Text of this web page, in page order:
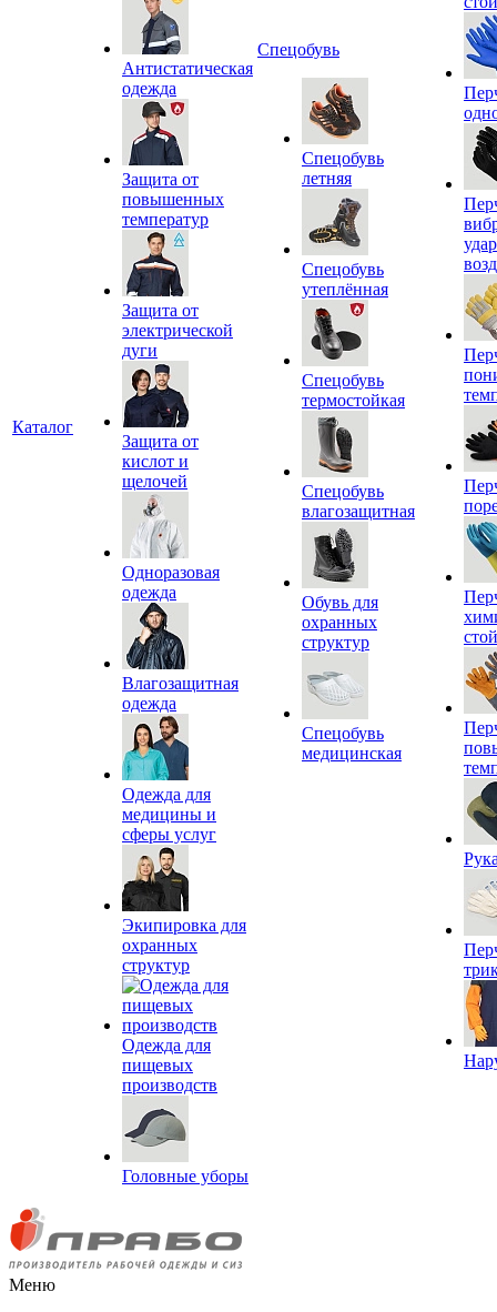
Каталог
Антистатическая
одежда
Защита от
повышенных
температур
Защита от
электрической
дуги
Защита от
кислот и
щелочей
Одноразовая
одежда
Влагозащитная
одежда
Одежда для
медицины и
сферы услуг
Экипировка для
охранных
структур
Одежда для
пищевых
производств
Головные уборы
Спецобувь
Спецобувь
летняя
Спецобувь
утеплённая
Спецобувь
термостойкая
Спецобувь
влагозащитная
Обувь для
охранных
структур
Спецобувь
медицинская
Меню